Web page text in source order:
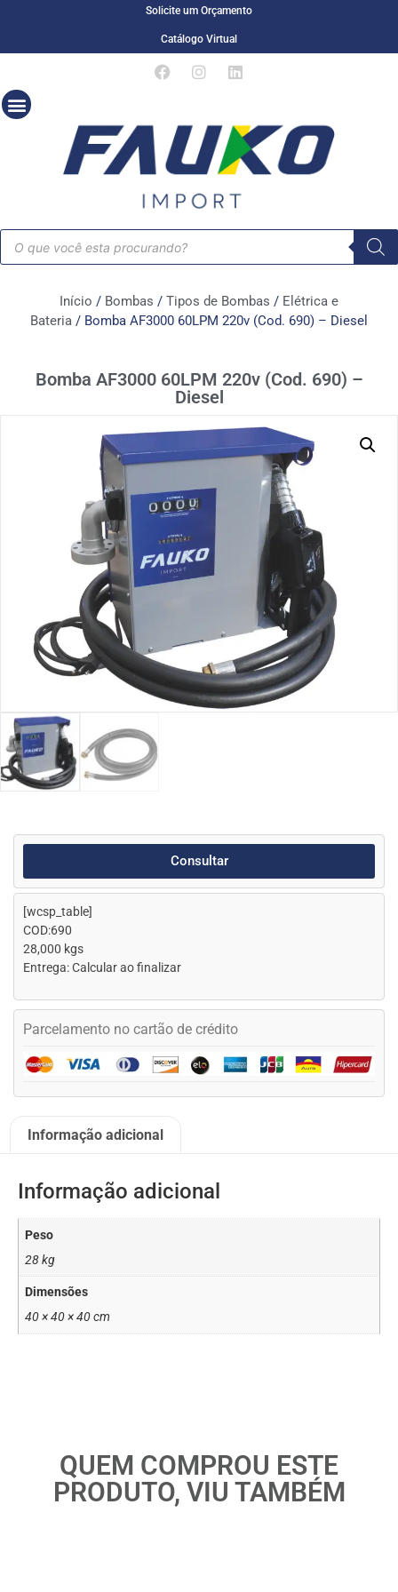
Solicite um Orçamento
Catálogo Virtual
Início / Bombas / Tipos de Bombas / Elétrica e
Bateria / Bomba AF3000 60LPM 220v (Cod. 690) – Diesel
Bomba AF3000 60LPM 220v (Cod. 690) –
Diesel
Consultar
[wcsp_table]
COD:690
28,000 kgs
Entrega: Calcular ao finalizar
Parcelamento no cartão de crédito
Informação adicional
Informação adicional
Peso
28 kg
Dimensões
40 × 40 × 40 cm
QUEM COMPROU ESTE
PRODUTO, VIU TAMBÉM